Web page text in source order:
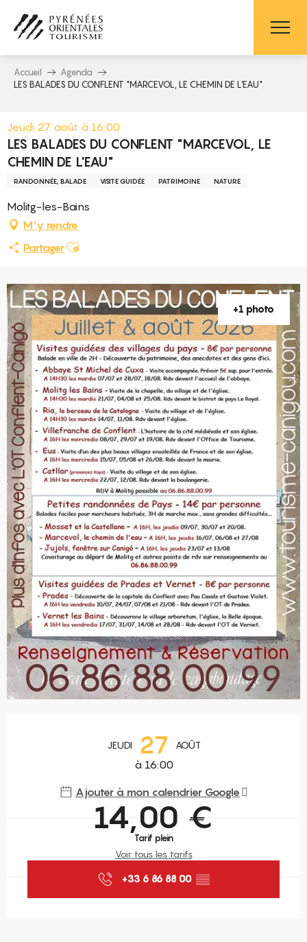
contenu
principal
Accueil
Agenda
LES BALADES DU CONFLENT "MARCEVOL, LE CHEMIN DE L'EAU"
Jeudi 27 août à 16:00
LES BALADES DU CONFLENT "MARCEVOL, LE
CHEMIN DE L'EAU"
RANDONNÉE, BALADE VISITE GUIDÉE PATRIMOINE NATURE
Molitg-les-Bains
M'y rendre
PartagerAjouter aux favoris
+1 photo
JEUDI 27 AOÛT
à 16:00
Ajouter à mon calendrier Google
14,00 €
Tarif plein
Voir tous les tarifs
+33 6 86 88 00 ▒▒